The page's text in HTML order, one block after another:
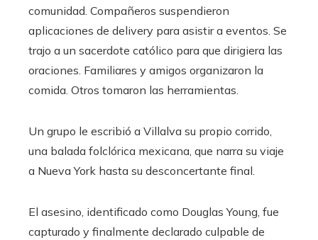
comunidad. Compañeros suspendieron
aplicaciones de delivery para asistir a eventos. Se
trajo a un sacerdote católico para que dirigiera las
oraciones. Familiares y amigos organizaron la
comida. Otros tomaron las herramientas.
Un grupo le escribió a Villalva su propio corrido,
una balada folclórica mexicana, que narra su viaje
a Nueva York hasta su desconcertante final.
El asesino, identificado como Douglas Young, fue
capturado y finalmente declarado culpable de